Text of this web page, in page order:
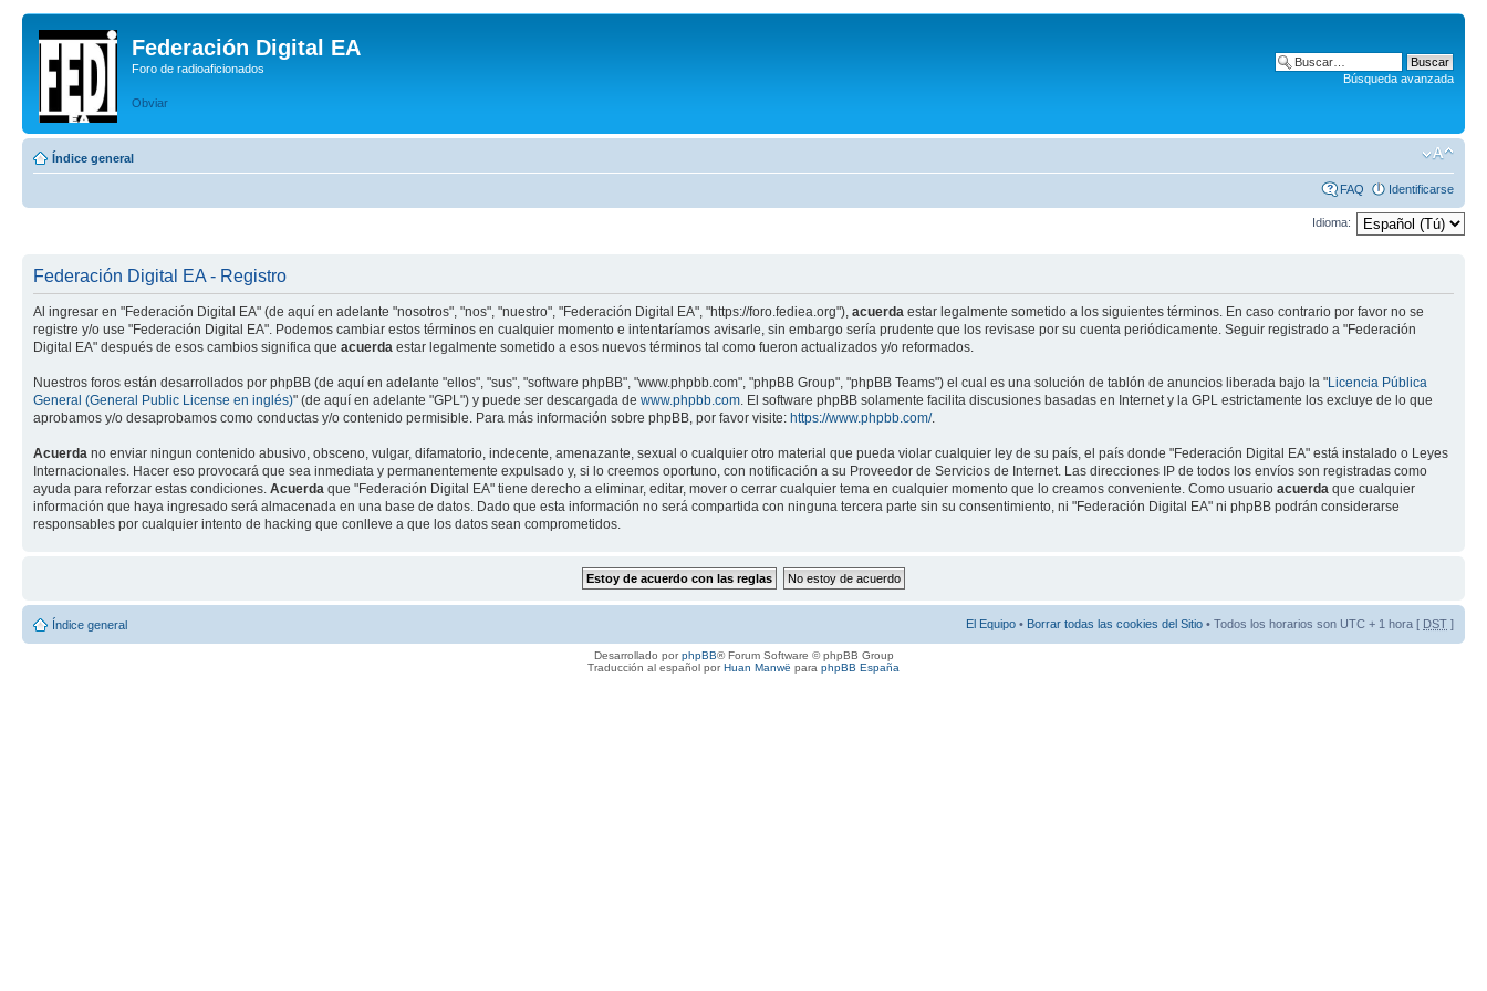
Federación Digital EA
Foro de radioaficionados
Obviar
Búsqueda avanzada
Índice general
FAQ Identificarse
Idioma:
Federación Digital EA - Registro
Al ingresar en "Federación Digital EA" (de aquí en adelante "nosotros", "nos", "nuestro", "Federación Digital EA", "https://foro.fediea.org"), acuerda estar legalmente sometido a los siguientes términos. En caso contrario por favor no se
registre y/o use "Federación Digital EA". Podemos cambiar estos términos en cualquier momento e intentaríamos avisarle, sin embargo sería prudente que los revisase por su cuenta periódicamente. Seguir registrado a "Federación
Digital EA" después de esos cambios significa que acuerda estar legalmente sometido a esos nuevos términos tal como fueron actualizados y/o reformados.
Nuestros foros están desarrollados por phpBB (de aquí en adelante "ellos", "sus", "software phpBB", "www.phpbb.com", "phpBB Group", "phpBB Teams") el cual es una solución de tablón de anuncios liberada bajo la "Licencia Pública
General (General Public License en inglés)" (de aquí en adelante "GPL") y puede ser descargada de www.phpbb.com . El software phpBB solamente facilita discusiones basadas en Internet y la GPL estrictamente los excluye de lo que
aprobamos y/o desaprobamos como conductas y/o contenido permisible. Para más información sobre phpBB, por favor visite: https://www.phpbb.com/.
Acuerda no enviar ningun contenido abusivo, obsceno, vulgar, difamatorio, indecente, amenazante, sexual o cualquier otro material que pueda violar cualquier ley de su país, el país donde "Federación Digital EA" está instalado o Leyes
Internacionales. Hacer eso provocará que sea inmediata y permanentemente expulsado y, si lo creemos oportuno, con notificación a su Proveedor de Servicios de Internet. Las direcciones IP de todos los envíos son registradas como
ayuda para reforzar estas condiciones. Acuerda que "Federación Digital EA" tiene derecho a eliminar, editar, mover o cerrar cualquier tema en cualquier momento que lo creamos conveniente. Como usuario acuerda que cualquier
información que haya ingresado será almacenada en una base de datos. Dado que esta información no será compartida con ninguna tercera parte sin su consentimiento, ni "Federación Digital EA" ni phpBB podrán considerarse
responsables por cualquier intento de hacking que conlleve a que los datos sean comprometidos.
Índice general El Equipo • Borrar todas las cookies del Sitio • Todos los horarios son UTC + 1 hora [ DST ]
Desarrollado porphpBB® Forum Software © phpBB Group
Traducción al español porHuan Manwë para phpBB España